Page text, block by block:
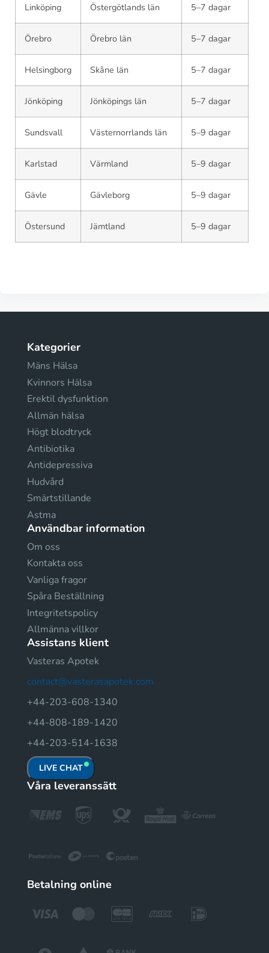
Linköping Östergötlands län 5–7 dagar
Örebro Örebro län 5–7 dagar
Helsingborg Skåne län 5–7 dagar
Jönköping Jönköpings län 5–7 dagar
Sundsvall Västernorrlands län 5–9 dagar
Karlstad Värmland 5–9 dagar
Gävle Gävleborg 5–9 dagar
Östersund Jämtland 5–9 dagar
Kategorier
Mäns Hälsa
Kvinnors Hälsa
Erektil dysfunktion
Allmän hälsa
Högt blodtryck
Antibiotika
Antidepressiva
Hudvård
Smärtstillande
Astma
Användbar information
Om oss
Kontakta oss
Vanliga fragor
Spåra Beställning
Integritetspolicy
Allmänna villkor
Assistans klient
Vasteras Apotek
contact@vasterasapotek.com
+44-203-608-1340
+44-808-189-1420
+44-203-514-1638
LIVE CHAT
Våra leveranssätt
Betalning online